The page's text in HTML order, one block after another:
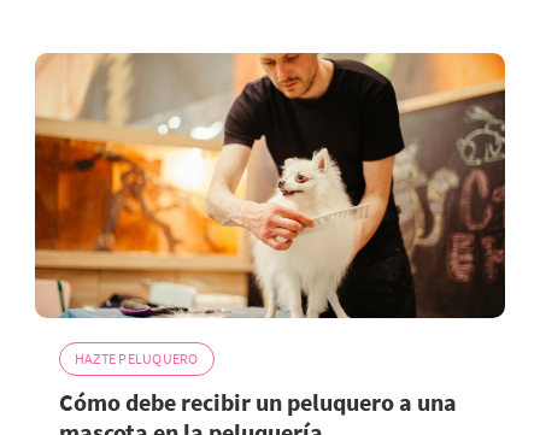
HAZTE PELUQUERO
Cómo debe recibir un peluquero a una